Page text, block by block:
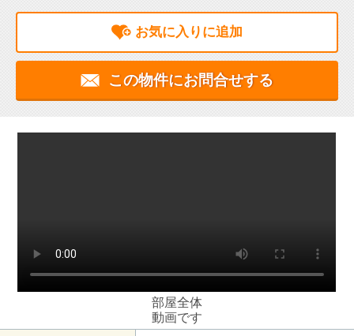
お気に入りに追加
この物件にお問合せする
部屋全体
動画です